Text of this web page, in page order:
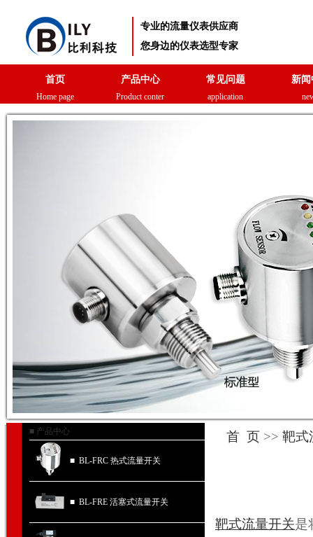
专业的流量仪表供应商
您身边的仪表选型专家
首页
Home page
产品中心
Product conter
常见问题
application
新闻
■ 产品中心
■ BL-FRC 热式流量开关
■ BL-FRE 活塞式流量开关
首 页 >> 靶式
靶式流量开关是